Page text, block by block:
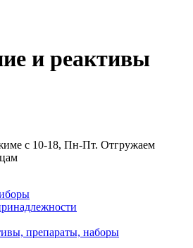
и реактивы
с 10-18, Пн-Пт. Отгружаем
препараты, наборы